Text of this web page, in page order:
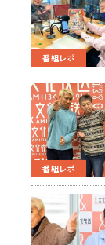
番組レポ
番組レポ